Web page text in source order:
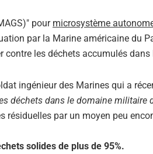
pour microsystème
par la Marine américaine du
les déchets accumulés dans
ingénieur des Marines qui a
déchets dans le domaine militaire
résiduelles par un moyen peu
solides de plus de 95%.